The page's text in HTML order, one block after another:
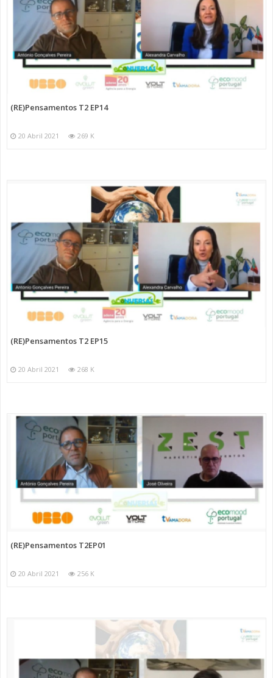
(RE)Pensamentos T2 EP14
20 Abril 2021 269 K
(RE)Pensamentos T2 EP15
20 Abril 2021 268 K
(RE)Pensamentos T2EP01
20 Abril 2021 256 K